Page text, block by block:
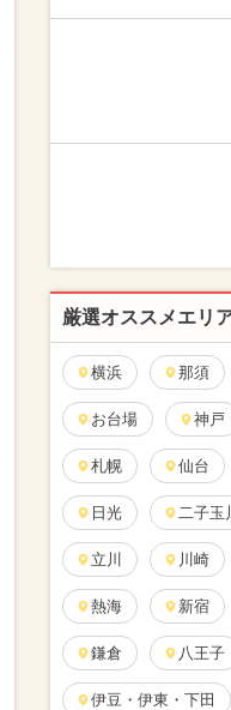
厳選オススメエリ
横浜 那須
お台場 神戸
札幌 仙台
日光 二子玉
立川 川崎
熱海 新宿
鎌倉 八王子
伊豆・伊東・下田